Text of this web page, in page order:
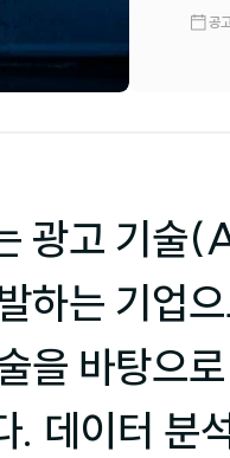
공
광고 기술
하는 기업
을 바탕으
. 데이터 분